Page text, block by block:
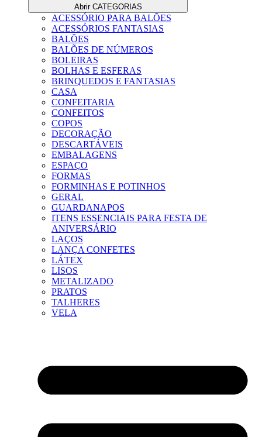
Abrir CATEGORIAS
ACESSÓRIO PARA BALÕES
ACESSÓRIOS FANTASIAS
BALÕES
BALÕES DE NÚMEROS
BOLEIRAS
BOLHAS E ESFERAS
BRINQUEDOS E FANTASIAS
CASA
CONFEITARIA
CONFEITOS
COPOS
DECORAÇÃO
DESCARTÁVEIS
EMBALAGENS
ESPAÇO
FORMAS
FORMINHAS E POTINHOS
GERAL
GUARDANAPOS
ITENS ESSENCIAIS PARA FESTA DE
ANIVERSÁRIO
LAÇOS
LANÇA CONFETES
LÁTEX
LISOS
METALIZADO
PRATOS
TALHERES
VELA